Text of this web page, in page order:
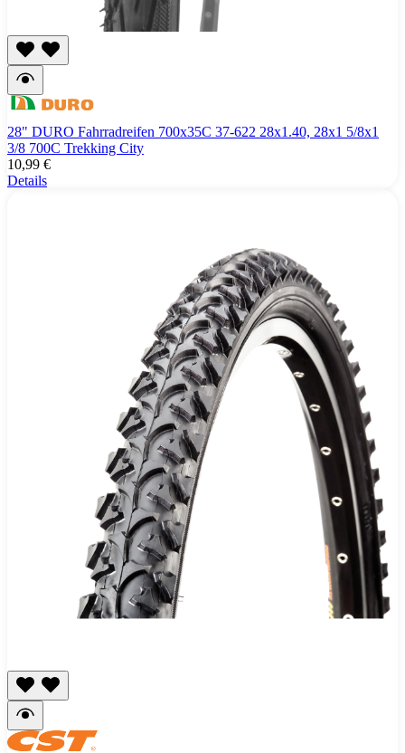
28" DURO Fahrradreifen 700x35C 37-622 28x1.40, 28x1 5/8x1
3/8 700C Trekking City
10,99 €
Details